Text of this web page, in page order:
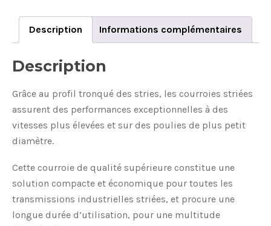
Description Informations complémentaires
Description
Grâce au profil tronqué des stries, les courroies striées
assurent des performances exceptionnelles à des
vitesses plus élevées et sur des poulies de plus petit
diamètre.
Cette courroie de qualité supérieure constitue une
solution compacte et économique pour toutes les
transmissions industrielles striées, et procure une
longue durée d’utilisation, pour une multitude